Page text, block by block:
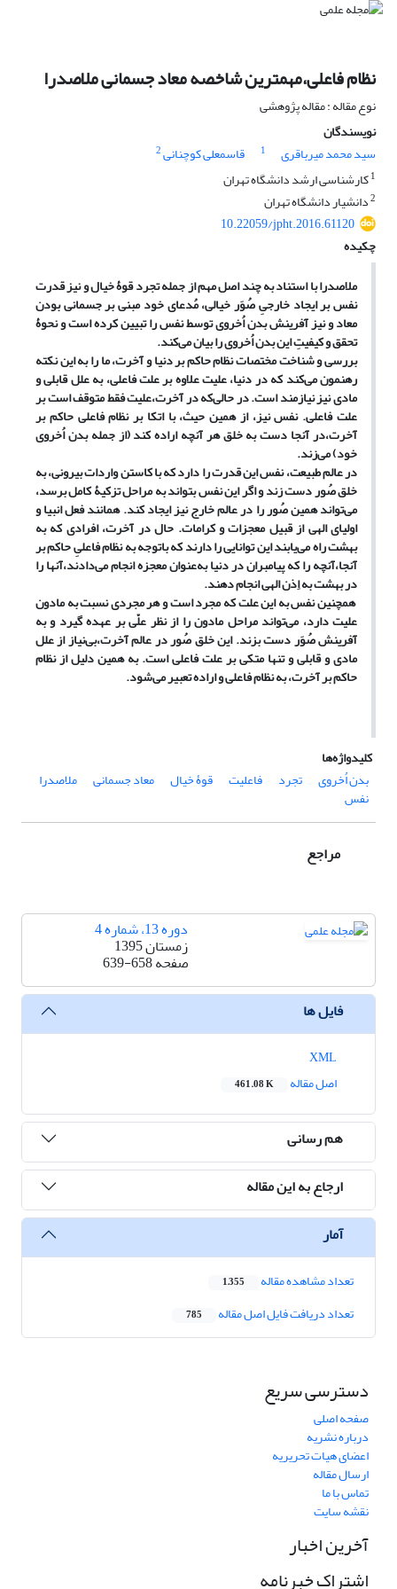
نظام فاعلی،مهمترین شاخصه معاد جسمانی ملاصدرا
نوع مقاله : مقاله پژوهشی
نویسندگان
سید محمد میرباقری
1 قاسمعلی کوچنانی2
1کارشناسی ارشد دانشگاه تهران
2دانشیار دانشگاه تهران
10.22059/jpht.2016.61120
چکیده
ملاصدرا با استناد به چند اصل مهم از جمله تجرد قوۀ خیال و نیز قدرت
نفس بر ایجاد خارجیِ صُوَر خیالی، مُدعای خود مبنی بر جسمانی بودن
معاد و نیز آفرینش بدن اُخروی توسط نفس را تبیین کرده است و نحوۀ
تحقق و کیفیتِ این بدن اُخروی را بیان می‌کند.
بررسی و شناخت مختصات نظام حاکم بر دنیا و آخرت، ما را به این نکته
رهنمون می‌کند که در دنیا، علیت علاوه بر علت فاعلی، به علل قابلی و
مادی نیز نیازمند است. در حالی‌که در آخرت،علیت فقط متوقف است بر
علت فاعلی. نفس نیز، از همین حیث، با اتکا بر نظام فاعلی حاکم بر
آخرت،در آنجا دست به خلق هر آنچه اراده کند (از جمله بدن اُخروی
خود) می‌زند.
در عالم طبیعت، نفس این قدرت را دارد که با کاستن واردات بیرونی، به
خلق صُور دست زند و اگر این نفس بتواند به مراحل تزکیۀ کامل برسد،
می‌تواند همین صُور را در عالم خارج نیز ایجاد کند. همانند فعل انبیا و
اولیای الهی از قبیل معجزات و کرامات. حال در آخرت، افرادی که به
بهشت راه می‌یابند این توانایی را دارند که باتوجه به نظام فاعلیِ حاکم بر
آنجا،آنچه را که پیامبران در دنیا به‌عنوان معجزه انجام می‌دادند،آنها را
در بهشت به اِذن الهی انجام دهند.
همچنین نفس به این علت که مجرد است و هر مجردی نسبت به مادون
علیت دارد، می‌تواند مراحل مادون را از نظر علّی بر عهده گیرد و به
آفرینش صُوَر دست بزند. این خلق صُور در عالم آخرت،بی‌نیاز از علل
مادی و قابلی و تنها متکی بر علت فاعلی است. به همین دلیل از نظام
حاکم بر آخرت، به نظام فاعلی و اراده تعبیر می‌شود.
کلیدواژه‌ها
بدن اُخروی
تجرد فاعلیت قوۀ خیال معاد جسمانی ملاصدرا
نفس
مراجع
دوره 13، شماره 4
زمستان 1395
صفحه639-658
فایل ها
اصل مقاله
461.08 K
هم رسانی
ارجاع به این مقاله
آمار
تعداد مشاهده مقاله 1,355
تعداد دریافت فایل اصل مقاله 785
دسترسی سریع
صفحه اصلی
درباره نشریه
اعضای هیات تحریریه
ارسال مقاله
تماس با ما
نقشه سایت
آخرین اخبار
اشتراک خبرنامه